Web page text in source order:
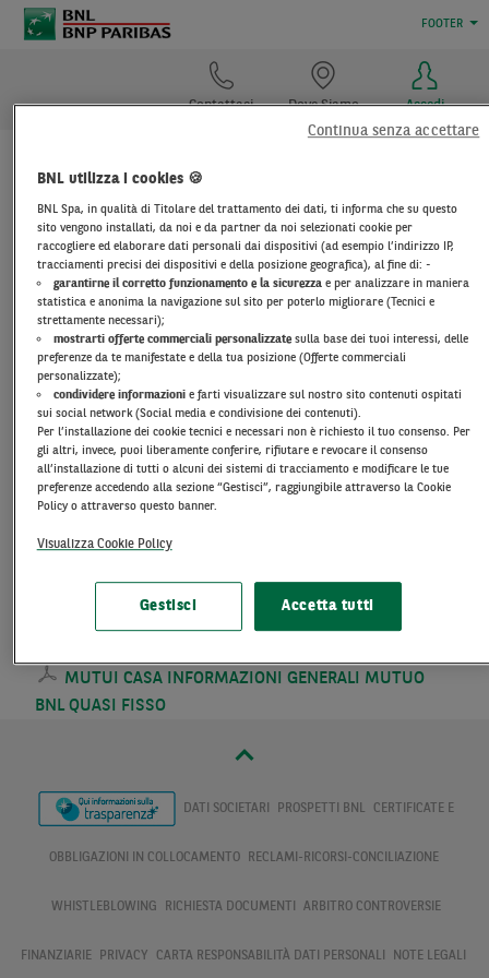
FOOTER
Accedi
Dove Siamo
Contattaci
DOCUMENTI DI
TRASPARENZA
MUTUI
Assicurazione degli immobili posti a garanzia dei
mutui ipotecari BNL - Requisiti minimi
Assicurazione incendio e scoppio a garanzia dei
mutui ipotecari per le Aziende Requisiti minimi e
appendici di vincolo
MUTUO FONDIARIO / EDILIZIO A MLT
MUTUI CASA INFORMAZIONI GENERALI MUTUO
BNL SPENSIERATO
MUTUI CASA INFORMAZIONI GENERALI MUTUO
MUTUI CASA INFORMAZIONI GENERALI MUTUO
BNL QUASI FISSO
DATI SOCIETARI PROSPETTI BNL CERTIFICATE E
OBBLIGAZIONI IN COLLOCAMENTO RECLAMI-RICORSI-CONCILIAZIONE
WHISTLEBLOWING RICHIESTA DOCUMENTI ARBITRO CONTROVERSIE
FINANZIARIE PRIVACY CARTA RESPONSABILITÀ DATI PERSONALI NOTE LEGALI
BNL utilizza i cookies 🍪
BNL Spa, in qualità di Titolare del trattamento dei dati, ti informa che su questo
sito vengono installati, da noi e da partner da noi selezionati cookie per
raccogliere ed elaborare dati personali dai dispositivi (ad esempio l’indirizzo IP,
tracciamenti precisi dei dispositivi e della posizione geografica), al fine di: -
garantirne il corretto funzionamento e la sicurezza e per analizzare in maniera
statistica e anonima la navigazione sul sito per poterlo migliorare (Tecnici e
strettamente necessari);
mostrarti offerte commerciali personalizzate sulla base dei tuoi interessi, delle
preferenze da te manifestate e della tua posizione (Offerte commerciali
personalizzate);
condividere informazioni e farti visualizzare sul nostro sito contenuti ospitati
sui social network (Social media e condivisione dei contenuti).
Per l’installazione dei cookie tecnici e necessari non è richiesto il tuo consenso. Per
gli altri, invece, puoi liberamente conferire, rifiutare e revocare il consenso
all’installazione di tutti o alcuni dei sistemi di tracciamento e modificare le tue
preferenze accedendo alla sezione “Gestisci”, raggiungibile attraverso la Cookie
Policy o attraverso questo banner.
Visualizza Cookie Policy
Gestisci Accetta tutti
Continua senza accettare